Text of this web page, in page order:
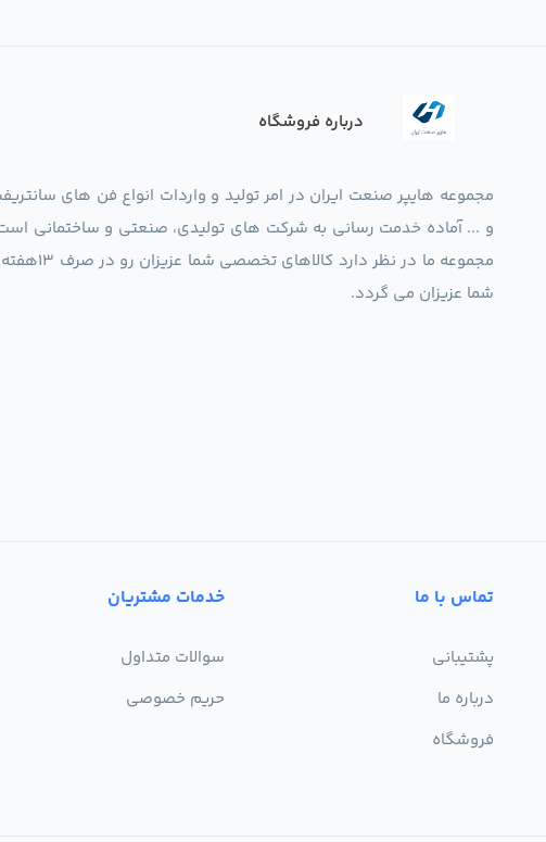
درباره فروشگاه
مجموعه هایپر صنعت ایران در امر تولید و واردات انواع فن های
و ... آماده خدمت رسانی به شرکت های تولیدی، صنعتی و ساختمانی
مجموعه
شما عزیزان می گردد.
تماس با ما
پشتیبانی
درباره ما
فروشگاه
خدمات مشتریان
سوالات متداول
حریم خصوصی